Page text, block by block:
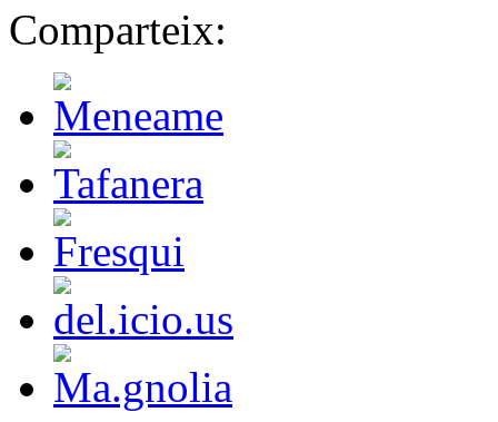
Comparteix: